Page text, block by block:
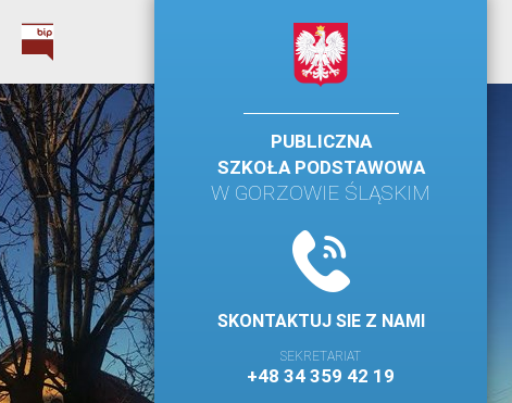
PUBLICZNA
SZKOŁA PODSTAWOWA
W GORZOWIE ŚLĄSKIM
SKONTAKTUJ SIE Z NAMI
SEKRETARIAT
+48 34 359 42 19